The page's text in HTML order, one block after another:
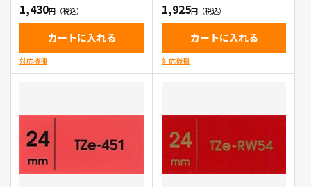
1,430
カートに入れる
対応機種
1,925
カートに入れる
対応機種